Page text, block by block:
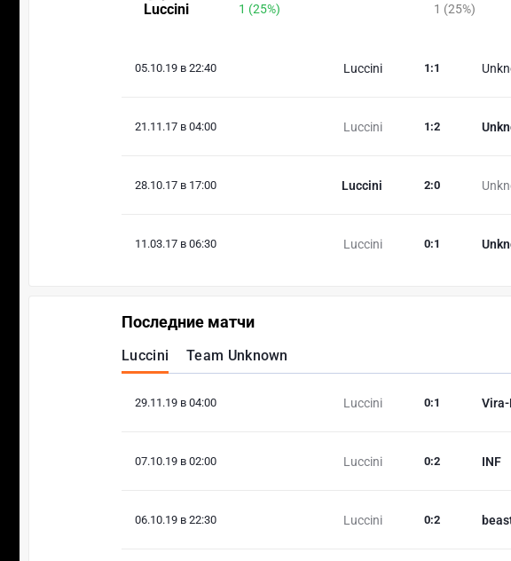
Luccini 1 (25%) 1 (25%)
05.10.19 в 22:40 Luccini 1 :1
21.11.17 в 04:00 Luccini 1 :2
28.10.17 в 17:00 Luccini 2:0
11.03.17 в 06:30 Luccini 0:1
Последние матчи
Luccini Team Unknown
29.11.19 в 04:00 Luccini Vira-
0:1
07.10.19 в 02:00 Luccini INF
0:2
06.10.19 в 22:30 Luccini 0:2